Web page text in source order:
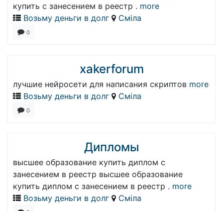
купить с занесением в реестр . more
Возьму деньги в долг
Сміла
0
xakerforum
лучшие нейросети для написания скриптов more
Возьму деньги в долг
Сміла
0
Дипломы
высшее образование купить диплом с
занесением в реестр высшее образование
купить диплом с занесением в реестр . more
Возьму деньги в долг
Сміла